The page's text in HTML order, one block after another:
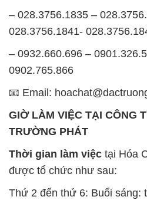
– 028.3756.1835 –
028.3756.1841-
– 0932.660.696 –
0902.765.866
📧 Email:
GIỜ LÀM VIỆC TẠI CÔNG
TRƯỜNG PHÁT
Thời gian làm việc tại Hóa
được tổ chức như sau:
Thứ 2 đến thứ 6: Buổi sáng: